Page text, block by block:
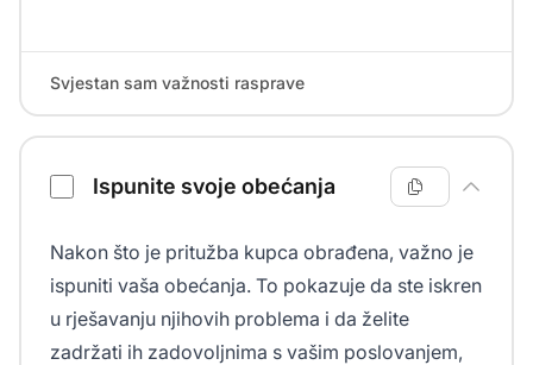
Svjestan sam važnosti rasprave
Ispunite svoje obećanja
Nakon što je pritužba kupca obrađena, važno je
ispuniti vaša obećanja. To pokazuje da ste iskren
u rješavanju njihovih problema i da želite
zadržati ih zadovoljnima s vašim poslovanjem,